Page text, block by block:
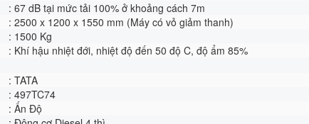
: 67 dB tại mức tải 100% ở khoảng cách 7m
: 2500 x 1200 x 1550 mm (Máy có vỏ giảm thanh)
: 1500 Kg
: Khí hậu nhiệt đới, nhiệt độ đến 50 độ C, độ ẩm 85%
: TATA
: 497TC74
: Ấn Độ